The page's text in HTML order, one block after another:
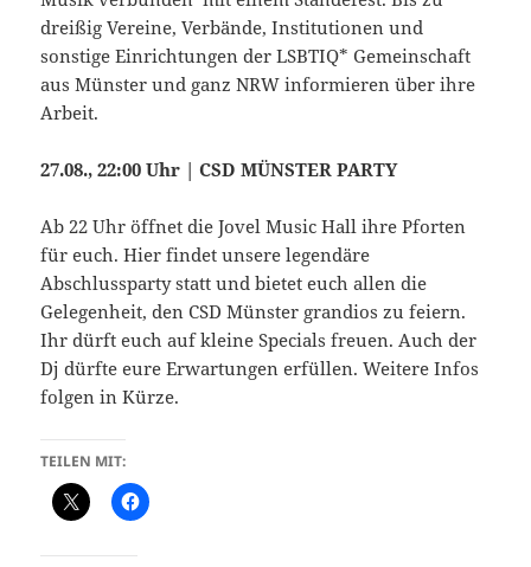
dreißig Vereine, Verbände, Institutionen und
sonstige Einrichtungen der LSBTIQ* Gemeinschaft
aus Münster und ganz NRW informieren über ihre
Arbeit.
27.08., 22:00 Uhr | CSD MÜNSTER PARTY
Ab 22 Uhr öffnet die Jovel Music Hall ihre Pforten
für euch. Hier findet unsere legendäre
Abschlussparty statt und bietet euch allen die
Gelegenheit, den CSD Münster grandios zu feiern.
Ihr dürft euch auf kleine Specials freuen. Auch der
Dj dürfte eure Erwartungen erfüllen. Weitere Infos
folgen in Kürze.
TEILEN MIT: